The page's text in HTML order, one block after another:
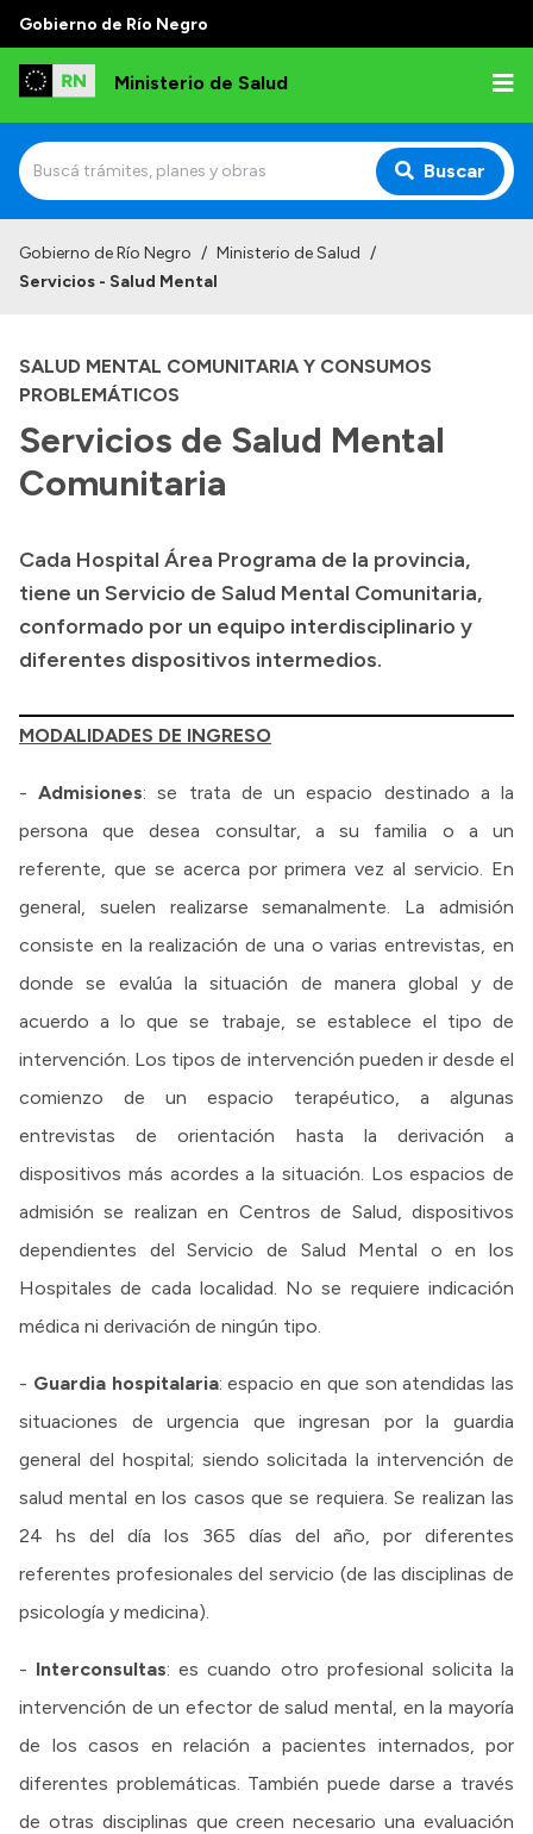
Gobierno de Río Negro
Ministerio de Salud
Buscar
Autoridades
Consejos locales
Presupuesto
Boletín Oficial
Compras y licitaciones
Consulta de pago a proveedores
Gobierno de Río Negro / Ministerio de Salud /
Servicios - Salud Mental
SALUD MENTAL COMUNITARIA Y CONSUMOS
PROBLEMÁTICOS
Servicios de Salud Mental
Comunitaria
Cada Hospital Área Programa de la provincia,
tiene un Servicio de Salud Mental Comunitaria,
conformado por un equipo interdisciplinario y
diferentes dispositivos intermedios.
MODALIDADES DE INGRESO
-Admisiones: se trata de un espacio destinado a la
persona que desea consultar, a su familia o a un
referente, que se acerca por primera vez al servicio. En
general, suelen realizarse semanalmente. La admisión
consiste en la realización de una o varias entrevistas, en
donde se evalúa la situación de manera global y de
acuerdo a lo que se trabaje, se establece el tipo de
intervención. Los tipos de intervención pueden ir desde el
comienzo de un espacio terapéutico, a algunas
entrevistas de orientación hasta la derivación a
dispositivos más acordes a la situación. Los espacios de
admisión se realizan en Centros de Salud, dispositivos
dependientes del Servicio de Salud Mental o en los
Hospitales de cada localidad. No se requiere indicación
médica ni derivación de ningún tipo.
- Guardia hospitalaria: espacio en que son atendidas las
situaciones de urgencia que ingresan por la guardia
general del hospital; siendo solicitada la intervención de
salud mental en los casos que se requiera. Se realizan las
24 hs del día los 365 días del año, por diferentes
referentes profesionales del servicio (de las disciplinas de
psicología y medicina).
- Interconsultas: es cuando otro profesional solicita la
intervención de un efector de salud mental, en la mayoría
de los casos en relación a pacientes internados, por
diferentes problemáticas. También puede darse a través
de otras disciplinas que creen necesario una evaluación